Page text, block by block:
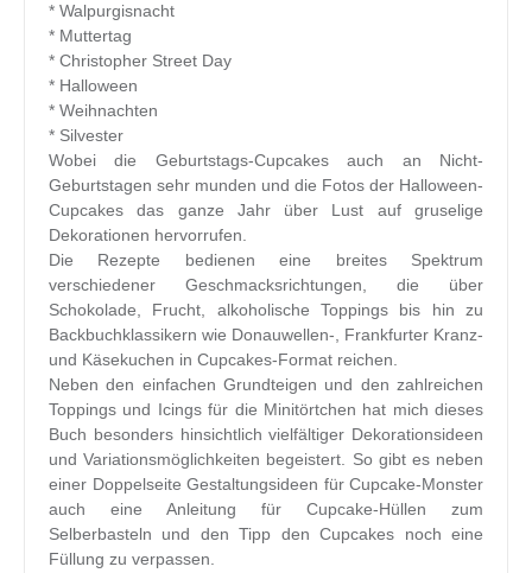
* Walpurgisnacht
* Muttertag
* Christopher Street Day
* Halloween
* Weihnachten
* Silvester
Wobei die Geburtstags-Cupcakes auch an Nicht-
Geburtstagen sehr munden und die Fotos der Halloween-
Cupcakes das ganze Jahr über Lust auf gruselige
Dekorationen hervorrufen.
Die Rezepte bedienen eine breites Spektrum
verschiedener Geschmacksrichtungen, die über
Schokolade, Frucht, alkoholische Toppings bis hin zu
Backbuchklassikern wie Donauwellen-, Frankfurter Kranz-
und Käsekuchen in Cupcakes-Format reichen.
Neben den einfachen Grundteigen und den zahlreichen
Toppings und Icings für die Minitörtchen hat mich dieses
Buch besonders hinsichtlich vielfältiger Dekorationsideen
und Variationsmöglichkeiten begeistert. So gibt es neben
einer Doppelseite Gestaltungsideen für Cupcake-Monster
auch eine Anleitung für Cupcake-Hüllen zum
Selberbasteln und den Tipp den Cupcakes noch eine
Füllung zu verpassen.